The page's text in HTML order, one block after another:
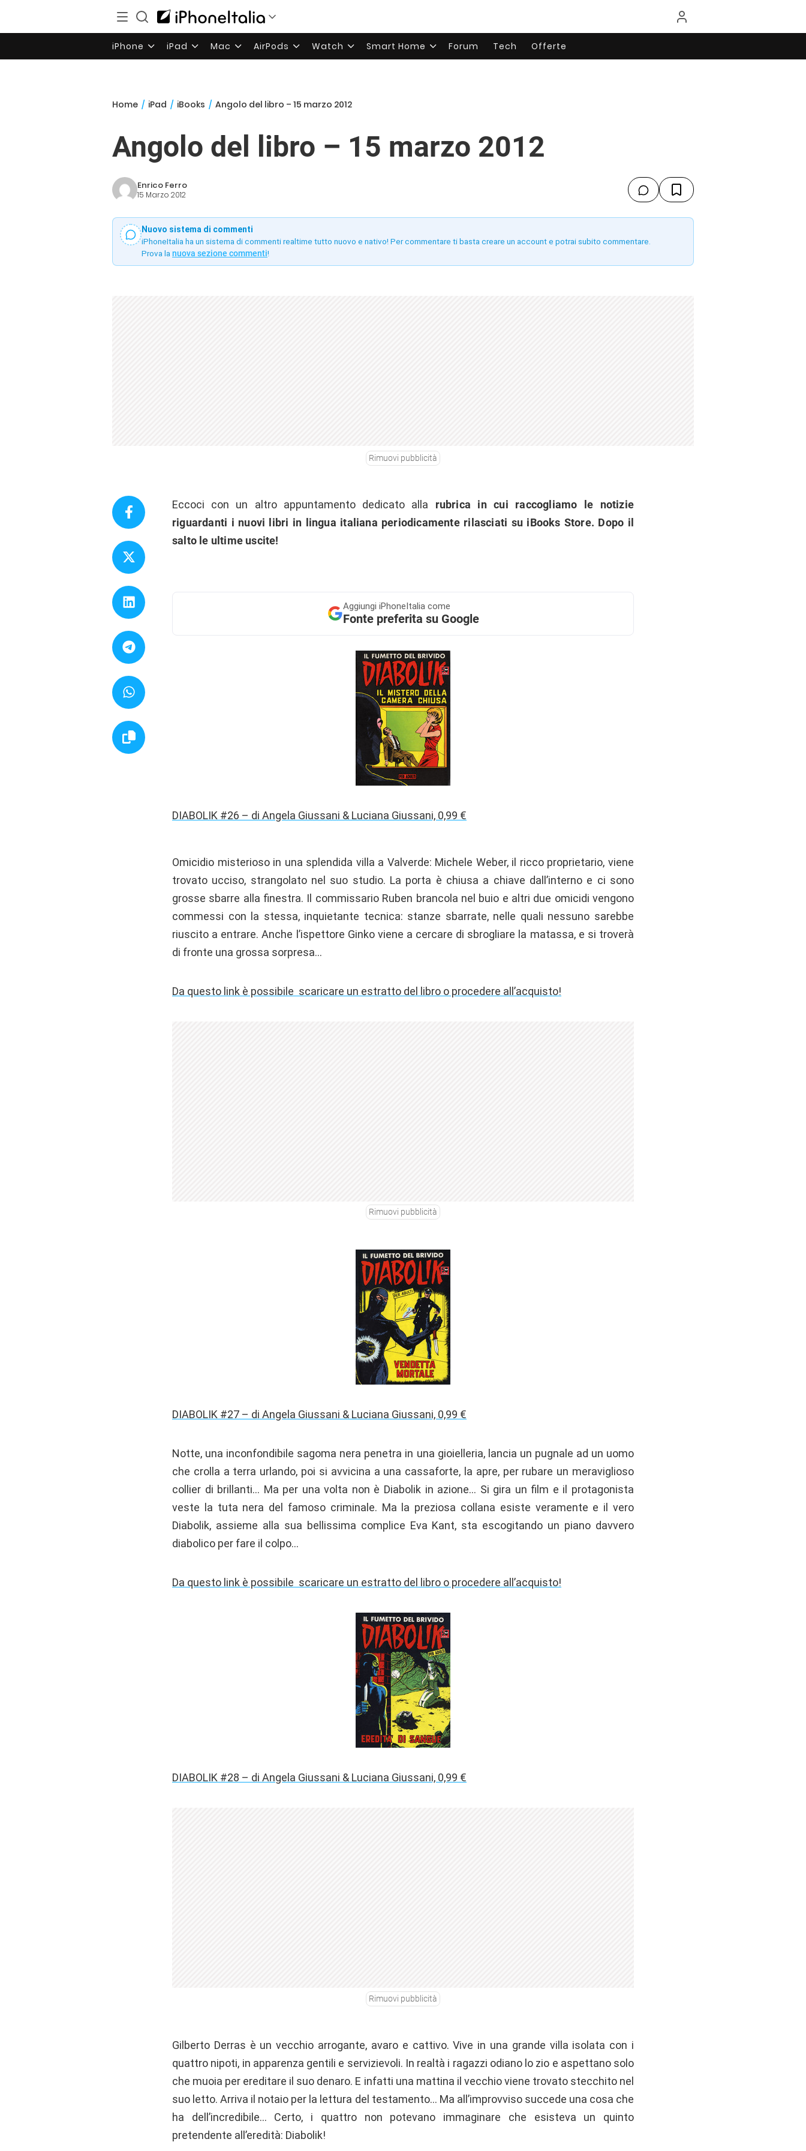
iPhone iPad Mac AirPods Watch Smart Home Forum Tech Offerte
Home / iPad / iBooks / Angolo del libro – 15 marzo 2012
Angolo del libro – 15 marzo 2012
Enrico Ferro
15 Marzo 2012
Nuovo sistema di commenti
iPhoneItalia ha un sistema di commenti realtime tutto nuovo e nativo! Per commentare ti basta creare un account e potrai subito commentare.
Prova la nuova sezione commenti!
Rimuovi pubblicità
Eccoci con un altro appuntamento dedicato alla rubrica in cui raccogliamo le notizie
riguardanti i nuovi libri in lingua italiana periodicamente rilasciati su iBooks Store. Dopo il
salto le ultime uscite!
Aggiungi iPhoneItalia come
Fonte preferita su Google
DIABOLIK #26 – di Angela Giussani & Luciana Giussani, 0,99 €
Omicidio misterioso in una splendida villa a Valverde: Michele Weber, il ricco proprietario, viene
trovato ucciso, strangolato nel suo studio. La porta è chiusa a chiave dall’interno e ci sono
grosse sbarre alla finestra. Il commissario Ruben brancola nel buio e altri due omicidi vengono
commessi con la stessa, inquietante tecnica: stanze sbarrate, nelle quali nessuno sarebbe
riuscito a entrare. Anche l’ispettore Ginko viene a cercare di sbrogliare la matassa, e si troverà
di fronte una grossa sorpresa…
Da questo link è possibile scaricare un estratto del libro o procedere all’acquisto!
Rimuovi pubblicità
DIABOLIK #27 – di Angela Giussani & Luciana Giussani, 0,99 €
Notte, una inconfondibile sagoma nera penetra in una gioielleria, lancia un pugnale ad un uomo
che crolla a terra urlando, poi si avvicina a una cassaforte, la apre, per rubare un meraviglioso
collier di brillanti… Ma per una volta non è Diabolik in azione… Si gira un film e il protagonista
veste la tuta nera del famoso criminale. Ma la preziosa collana esiste veramente e il vero
Diabolik, assieme alla sua bellissima complice Eva Kant, sta escogitando un piano davvero
diabolico per fare il colpo…
Da questo link è possibile scaricare un estratto del libro o procedere all’acquisto!
DIABOLIK #28 – di Angela Giussani & Luciana Giussani, 0,99 €
Rimuovi pubblicità
Gilberto Derras è un vecchio arrogante, avaro e cattivo. Vive in una grande villa isolata con i
quattro nipoti, in apparenza gentili e servizievoli. In realtà i ragazzi odiano lo zio e aspettano solo
che muoia per ereditare il suo denaro. E infatti una mattina il vecchio viene trovato stecchito nel
suo letto. Arriva il notaio per la lettura del testamento… Ma all’improvviso succede una cosa che
ha dell’incredibile… Certo, i quattro non potevano immaginare che esisteva un quinto
pretendente all’eredità: Diabolik!